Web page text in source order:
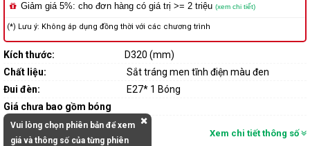
Giảm giá 5%: cho đơn hàng có giá trị >= 2 triệu (xem chi tiết)
(*) Lưu ý: Không áp dụng đồng thời với các chương trình
Kích thước:
D320 (mm)
Chất liệu:
Sắt tráng men tĩnh điện màu đen
Đui đèn:
E27* 1 Bóng
Giá chưa bao gồm bóng
Xem chi tiết thông số
Vui lòng chọn phiên bản để xem
giá và thông số của từng phiên